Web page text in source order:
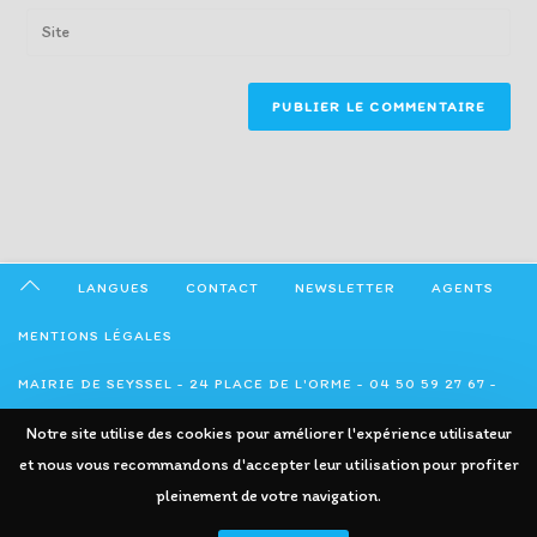
address
LANGUES CONTACT NEWSLETTER AGENTS
MENTIONS LÉGALES
MAIRIE DE SEYSSEL - 24 PLACE DE L'ORME - 04 50 59 27 67 -
ADMINISTRATION@SEYSSEL74.FR
Notre site utilise des cookies pour améliorer l'expérience utilisateur
et nous vous recommandons d'accepter leur utilisation pour profiter
pleinement de votre navigation.